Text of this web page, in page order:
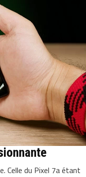
Celle du Pixel 7a étant